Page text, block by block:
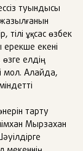
туындысы
тілі ұқсас өзбек
екені
елдің
мол. Алайда,
тарту
Мырзахан